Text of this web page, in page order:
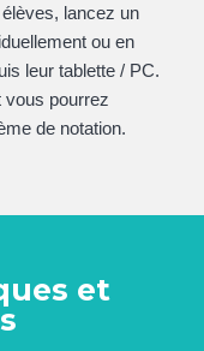
lancez un
ou en
leur tablette / PC.
vous pourrez
de notation.
et